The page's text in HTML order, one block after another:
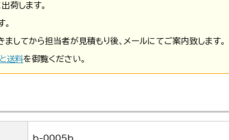
荷します。
してから担当者が見積もり後、メールにてご案内致します。
送料を御覧ください。